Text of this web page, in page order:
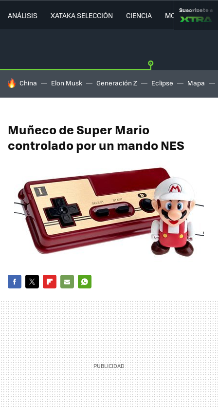
ANÁLISIS XATAKA SELECCIÓN CIENCIA MOVILIDAD
Suscríbete a
HOY SE HABLA DE
China Elon Musk Generación Z Eclipse Mapa
Muñeco de Super Mario
controlado por un mando NES
MAIL